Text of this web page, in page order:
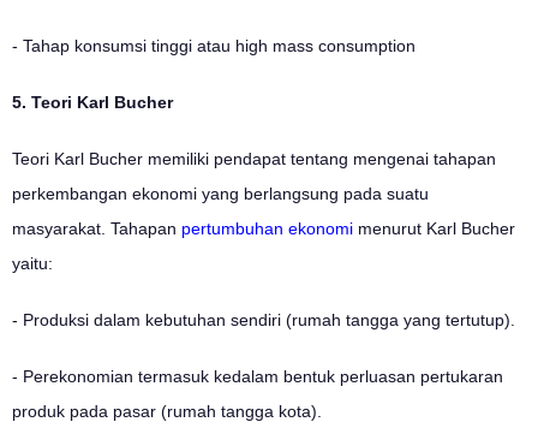
- Tahap konsumsi tinggi atau high mass consumption
5. Teori Karl Bucher
Teori Karl Bucher memiliki pendapat tentang mengenai tahapan
perkembangan ekonomi yang berlangsung pada suatu
masyarakat. Tahapan pertumbuhan ekonomi menurut Karl Bucher
yaitu:
- Produksi dalam kebutuhan sendiri (rumah tangga yang tertutup).
- Perekonomian termasuk kedalam bentuk perluasan pertukaran
produk pada pasar (rumah tangga kota).